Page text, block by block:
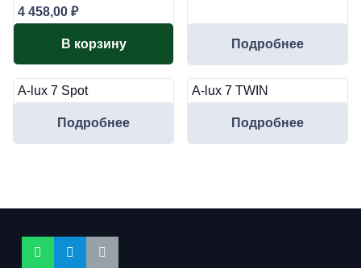
4 458,00 ₽
В корзину Подробнее
A-lux 7 Spot
Подробнее
A-lux 7 TWIN
Подробнее